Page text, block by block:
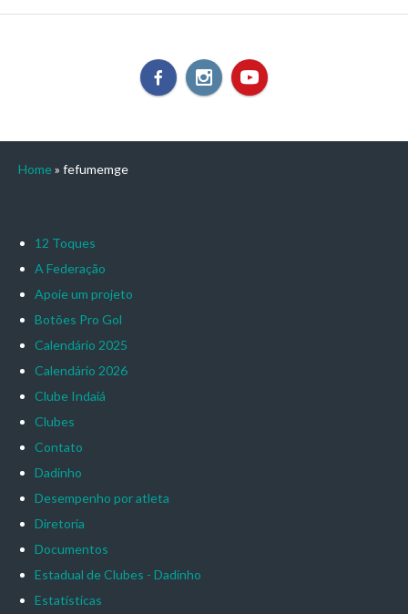
Home » fefumemge
12 Toques
A Federação
Apoie um projeto
Botões Pro Gol
Calendário 2025
Calendário 2026
Clube Indaiá
Clubes
Contato
Dadinho
Desempenho por atleta
Diretoria
Documentos
Estadual de Clubes - Dadinho
Estatísticas